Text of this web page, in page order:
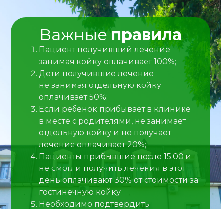
Важныеправила
Пациент получивший лечение
занимая койку оплачивает 100%;
Дети получившие лечение
не занимая отдельную койку
оплачивает 50%;
Если ребёнок прибывает в клинике
в месте с родителями, не занимает
отдельную койку и не получает
лечение оплачивает 20%;
Пациенты прибывшие после 15.00 и
не смогли получить лечения в этот
день оплачивают 30% от стоимости за
гостинечную койку
Необходимо подтвердить